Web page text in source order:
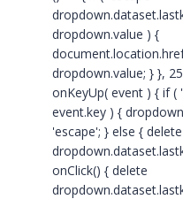
dropdown.value ) {
dropdown.value; } },
onKeyUp( event ) { if (
event.key ) {
'escape'; } else { delete
onClick() { delete